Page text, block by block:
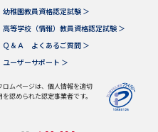
大学検索
る
幼稚園教員資格認定試験 ＞
高等学校（情報）教員資格認定試験 ＞
Ｑ＆Ａ よくあるご質問 ＞
ユーザーサポート ＞
ムページは、個人情報を適切
認められた認定事業者です。